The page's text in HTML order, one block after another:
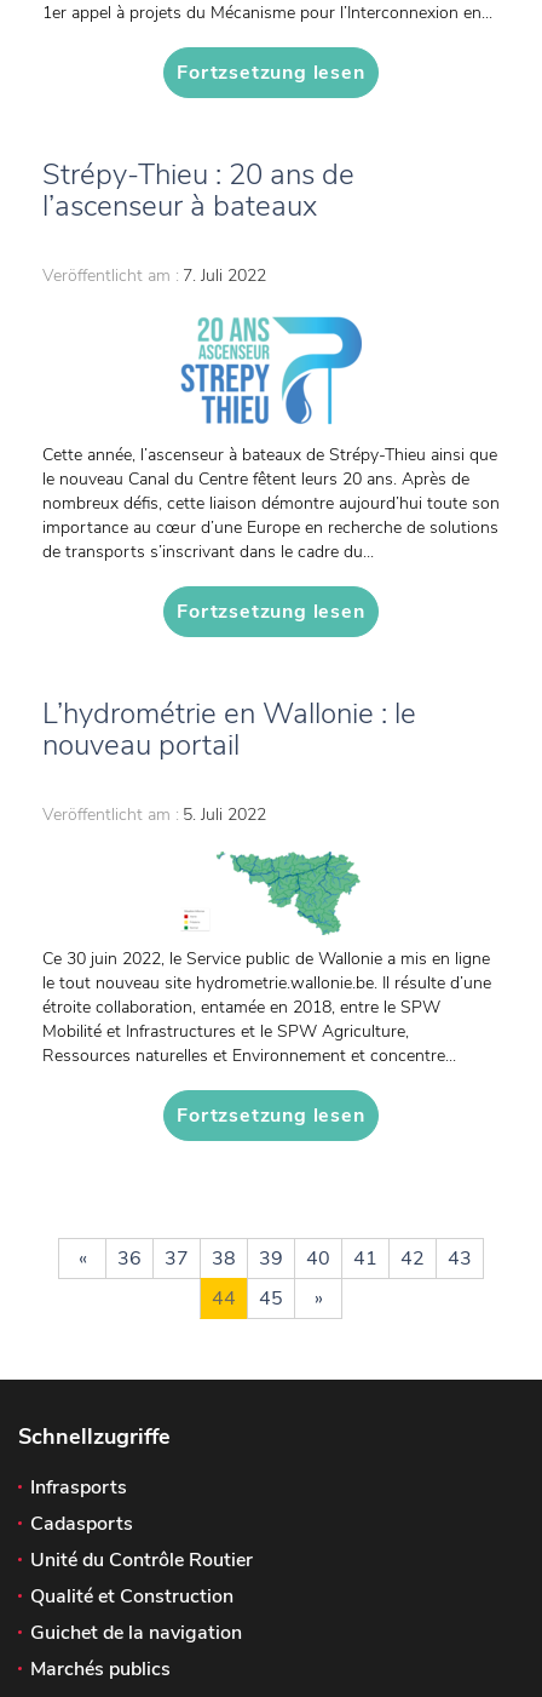
1er appel à projets du Mécanisme pour l’Interconnexion en...
Fortzsetzung lesen
Strépy-Thieu : 20 ans de
l’ascenseur à bateaux
Veröffentlicht am : 7. Juli 2022
Cette année, l’ascenseur à bateaux de Strépy-Thieu ainsi que
le nouveau Canal du Centre fêtent leurs 20 ans. Après de
nombreux défis, cette liaison démontre aujourd’hui toute son
importance au cœur d’une Europe en recherche de solutions
de transports s’inscrivant dans le cadre du...
Fortzsetzung lesen
L’hydrométrie en Wallonie : le
nouveau portail
Veröffentlicht am : 5. Juli 2022
Ce 30 juin 2022, le Service public de Wallonie a mis en ligne
le tout nouveau site hydrometrie.wallonie.be. Il résulte d’une
étroite collaboration, entamée en 2018, entre le SPW
Mobilité et Infrastructures et le SPW Agriculture,
Ressources naturelles et Environnement et concentre...
Fortzsetzung lesen
« 36 37 38 39 40 41 42
43
44
45 »
Schnellzugriffe
Infrasports
Cadasports
Unité du Contrôle Routier
Qualité et Construction
Guichet de la navigation
Marchés publics